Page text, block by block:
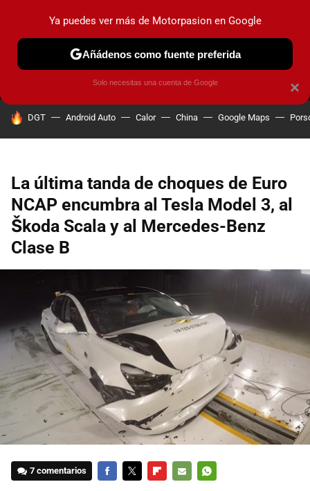
MENÚ NUEVO
COCHES ELÉCTRICOS OBSERVATORIO
HOY SE HABLA DE
DGT Android Auto Calor China Google Maps
La última tanda de choques de Euro
NCAP encumbra al Tesla Model 3, al
Škoda Scala y al Mercedes-Benz
Clase B
7 comentarios
×
Ya puedes ver más de Motorpasion en Google
Añádenos como fuente preferida
Solo necesitas una cuenta de Google